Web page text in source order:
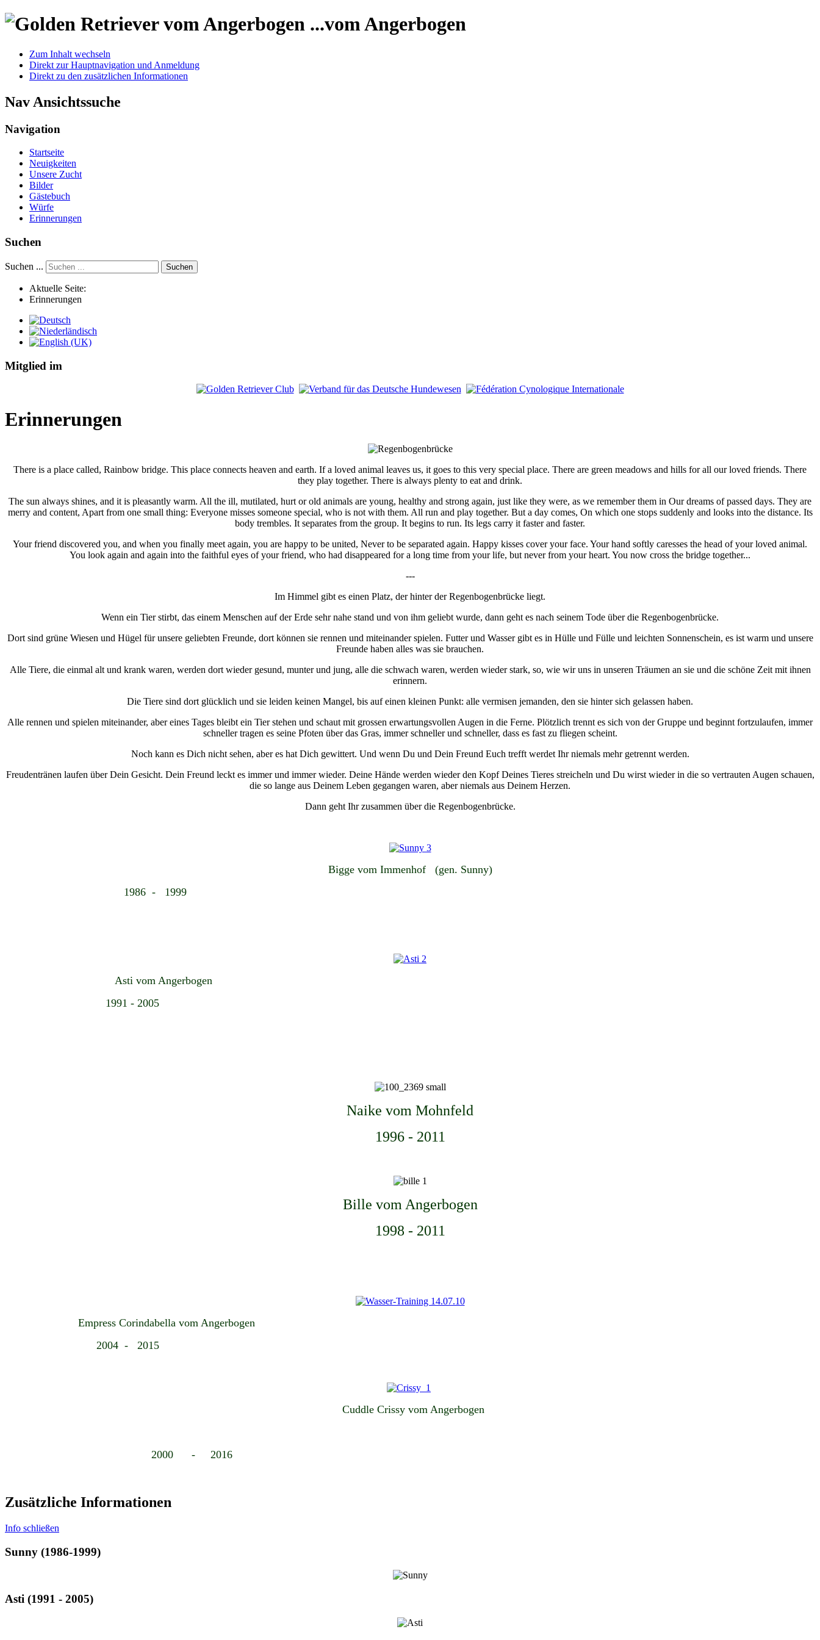
...vom Angerbogen
Zum Inhalt wechseln
Direkt zur Hauptnavigation und Anmeldung
Direkt zu den zusätzlichen Informationen
Nav Ansichtssuche
Navigation
Startseite
Neuigkeiten
Unsere Zucht
Bilder
Gästebuch
Würfe
Erinnerungen
Suchen
Suchen ... Suchen
Aktuelle Seite:
Erinnerungen
Mitglied im
Erinnerungen
There is a place called, Rainbow bridge. This place connects heaven and earth. If a loved animal leaves us, it goes to this very special place. There are green meadows and hills for all our loved friends. There
they play together. There is always plenty to eat and drink.
The sun always shines, and it is pleasantly warm. All the ill, mutilated, hurt or old animals are young, healthy and strong again, just like they were, as we remember them in Our dreams of passed days. They are
merry and content, Apart from one small thing: Everyone misses someone special, who is not with them. All run and play together. But a day comes, On which one stops suddenly and looks into the distance. Its
body trembles. It separates from the group. It begins to run. Its legs carry it faster and faster.
Your friend discovered you, and when you finally meet again, you are happy to be united, Never to be separated again. Happy kisses cover your face. Your hand softly caresses the head of your loved animal.
You look again and again into the faithful eyes of your friend, who had disappeared for a long time from your life, but never from your heart. You now cross the bridge together...
---
Im Himmel gibt es einen Platz, der hinter der Regenbogenbrücke liegt.
Wenn ein Tier stirbt, das einem Menschen auf der Erde sehr nahe stand und von ihm geliebt wurde, dann geht es nach seinem Tode über die Regenbogenbrücke.
Dort sind grüne Wiesen und Hügel für unsere geliebten Freunde, dort können sie rennen und miteinander spielen. Futter und Wasser gibt es in Hülle und Fülle und leichten Sonnenschein, es ist warm und unsere
Freunde haben alles was sie brauchen.
Alle Tiere, die einmal alt und krank waren, werden dort wieder gesund, munter und jung, alle die schwach waren, werden wieder stark, so, wie wir uns in unseren Träumen an sie und die schöne Zeit mit ihnen
erinnern.
Die Tiere sind dort glücklich und sie leiden keinen Mangel, bis auf einen kleinen Punkt: alle vermisen jemanden, den sie hinter sich gelassen haben.
Alle rennen und spielen miteinander, aber eines Tages bleibt ein Tier stehen und schaut mit grossen erwartungsvollen Augen in die Ferne. Plötzlich trennt es sich von der Gruppe und beginnt fortzulaufen, immer
schneller tragen es seine Pfoten über das Gras, immer schneller und schneller, dass es fast zu fliegen scheint.
Noch kann es Dich nicht sehen, aber es hat Dich gewittert. Und wenn Du und Dein Freund Euch trefft werdet Ihr niemals mehr getrennt werden.
Freudentränen laufen über Dein Gesicht. Dein Freund leckt es immer und immer wieder. Deine Hände werden wieder den Kopf Deines Tieres streicheln und Du wirst wieder in die so vertrauten Augen schauen,
die so lange aus Deinem Leben gegangen waren, aber niemals aus Deinem Herzen.
Dann geht Ihr zusammen über die Regenbogenbrücke.
Bigge vom Immenhof (gen. Sunny)
1986 - 1999
Asti vom Angerbogen
1991 - 2005
Naike vom Mohnfeld
1996 - 2011
Bille vom Angerbogen
1998 - 2011
Empress Corindabella vom Angerbogen
2004 - 2015
Cuddle Crissy vom Angerbogen
2000 - 2016
Zusätzliche Informationen
Info schließen
Sunny (1986-1999)
Asti (1991 - 2005)